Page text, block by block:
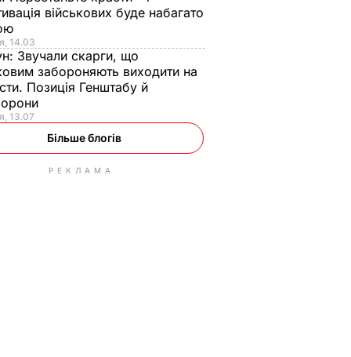
військових буде набагато
14.03
Звучали скарги, що
забороняють виходити на
Позиція Генштабу й
13.07
Більше блогів
РЕКЛАМА